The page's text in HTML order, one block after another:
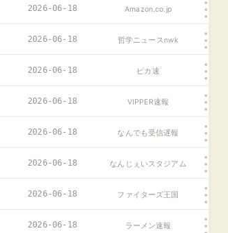
2026-06-18 Amazon.co.jp
2026-06-18 哲学ニュースnwk
2026-06-18 ピカ速
2026-06-18 VIPPER速報
2026-06-18 なんでも受信遅報
2026-06-18 なんじぇいスタジアム
2026-06-18 ファイターズ王国
2026-06-18 ラーメン速報